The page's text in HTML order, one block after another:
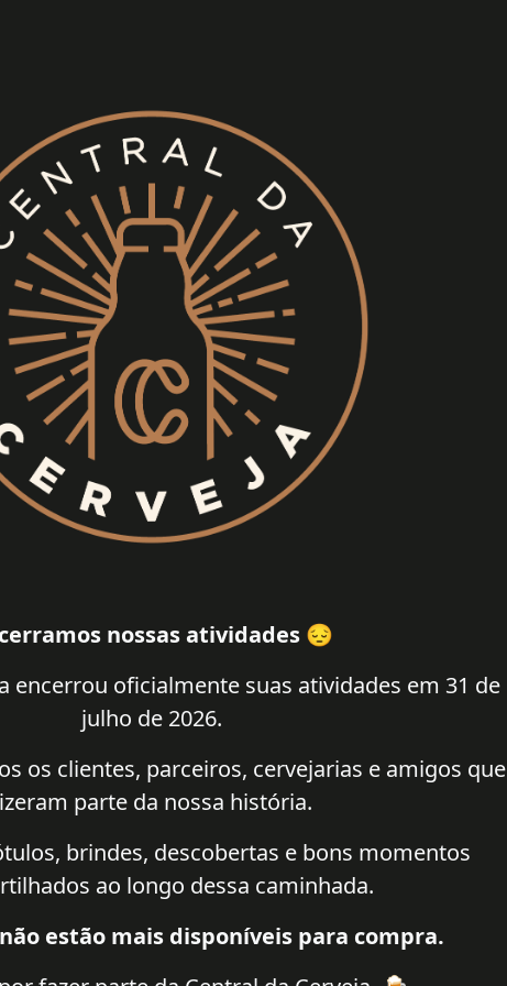
nossas atividades 😔
encerrou oficialmente suas atividades em 31 de
julho de 2026.
os clientes, parceiros, cervejarias e amigos que
parte da nossa história.
brindes, descobertas e bons momentos
ao longo dessa caminhada.
estão mais disponíveis para compra.